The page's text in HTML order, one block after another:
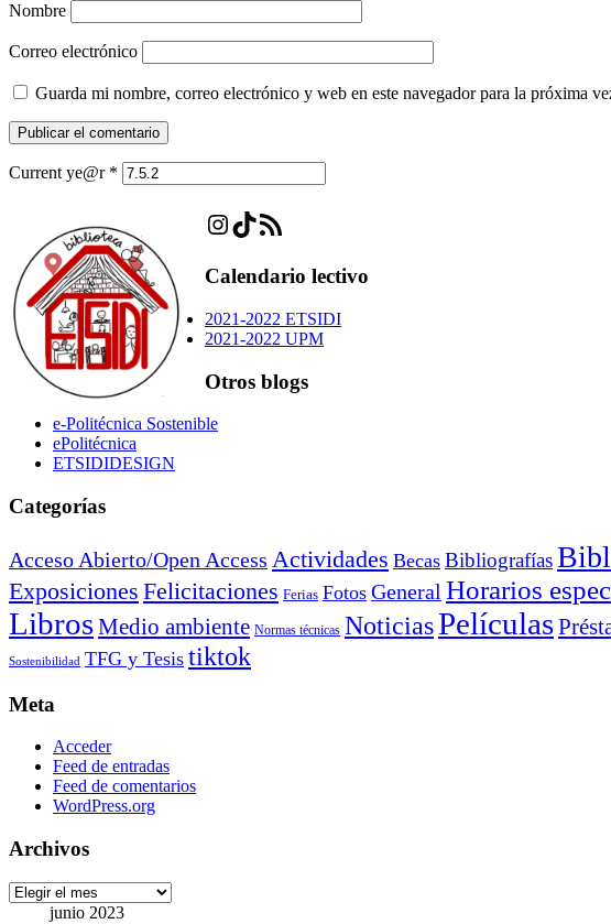
Nombre
Correo electrónico
Guarda mi nombre, correo electrónico y web en este navegador para la próxima
Current ye@r *
Instagram
TikTok
Feed RSS
Calendario lectivo
2021-2022 ETSIDI
2021-2022 UPM
Otros blogs
e-Politécnica Sostenible
ePolitécnica
ETSIDIDESIGN
Categorías
Acceso Abierto/Open Access Actividades Becas Bibliografías
Exposiciones Felicitaciones Ferias Fotos General Horarios
LibrosMedio ambiente Normas técnicas NoticiasPelículas
Sostenibilidad TFG y Tesis tiktok
Meta
Acceder
Feed de entradas
Feed de comentarios
WordPress.org
Archivos
Archivos
junio 2023